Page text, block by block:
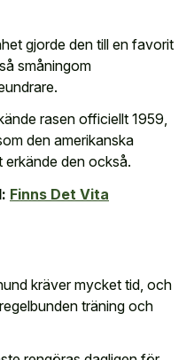
gjorde den till en favorit
småningom
rasen officiellt 1959,
den amerikanska
den också.
Finns Det Vita
kräver mycket tid, och
träning och